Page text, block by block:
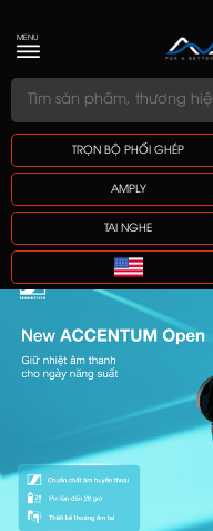
MENU
TRỌN BỘ PHỐI GHÉP
AMPLY
TAI NGHE